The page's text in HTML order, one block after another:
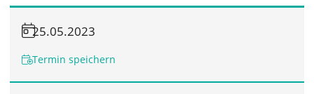
25.05.2023
Termin speichern